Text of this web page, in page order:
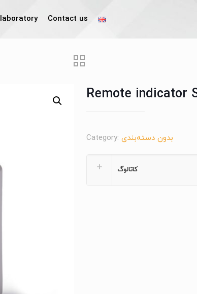
laboratory Contact us
Remote indicator
Category: بدون دسته‌بندی
کاتالوگ